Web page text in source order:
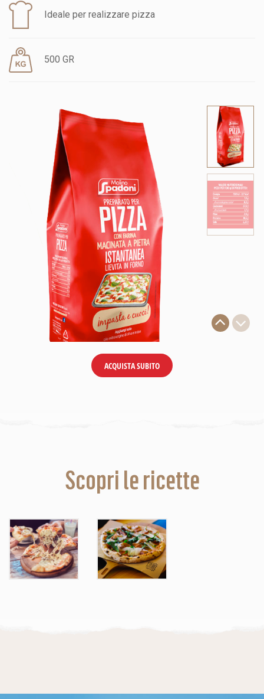
Ideale per realizzare pizza
500 GR
ACQUISTA SUBITO
Scopri le ricette